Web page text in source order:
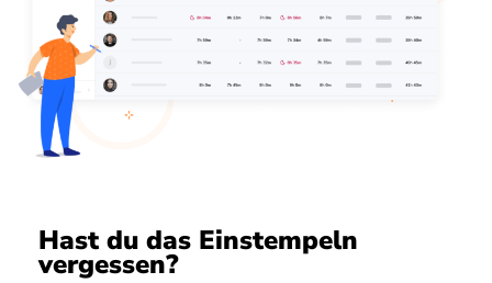
Hast du das Einstempeln
vergessen?